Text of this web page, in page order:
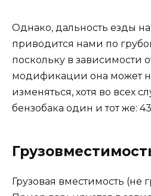
Однако, дальность езды
приводится нами по
поскольку в зависимости
модификации она может
изменяться, хотя во всех
бензобака один и тот же:
Грузовая вместимость (не